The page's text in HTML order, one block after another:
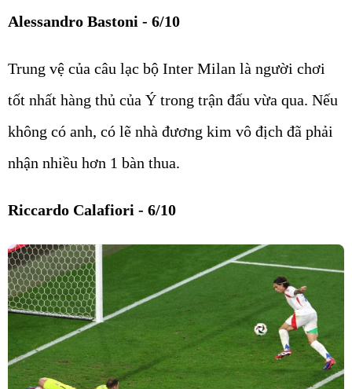
Alessandro Bastoni - 6/10
Trung vệ của câu lạc bộ Inter Milan là người chơi
tốt nhất hàng thủ của Ý trong trận đấu vừa qua. Nếu
không có anh, có lẽ nhà đương kim vô địch đã phải
nhận nhiều hơn 1 bàn thua.
Riccardo Calafiori - 6/10